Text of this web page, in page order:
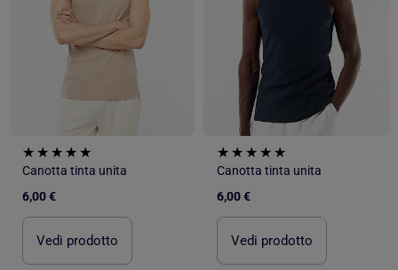
Canotta tinta unita
6,00 €
Vedi prodotto
Canotta tinta unita
6,00 €
Vedi prodotto